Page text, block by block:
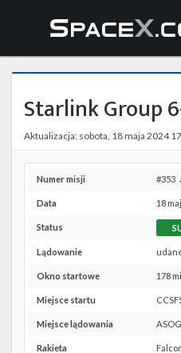
Wiadomości
Baza wiedzy
Starlink
Starship
Na żywo
Facebook
Starlink Group
Aktualizacja: sobota, 18 maja 2024
Numer misji #353
Data 18
Status
Lądowanie
Okno startowe 178
Miejsce startu
Miejsce lądowania ASOG
Rakieta